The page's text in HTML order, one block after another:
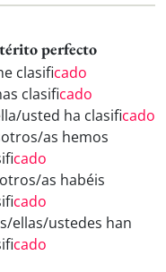
perfecto
clasificado
clasificado
usted ha clasificado
as hemos
cado
as habéis
cado
ellas/ustedes han
cado